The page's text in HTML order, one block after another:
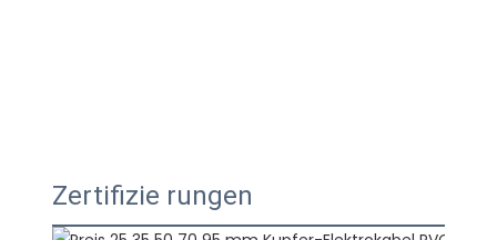
Zertifizie rungen